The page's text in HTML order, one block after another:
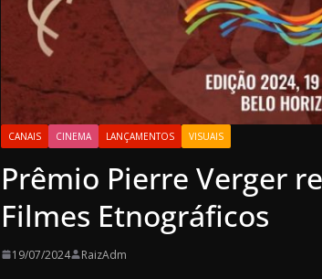
CANAIS CINEMA LANÇAMENTOS VISUAIS
Prêmio Pierre Verger
Filmes Etnográficos
19/07/2024 RaizAdm